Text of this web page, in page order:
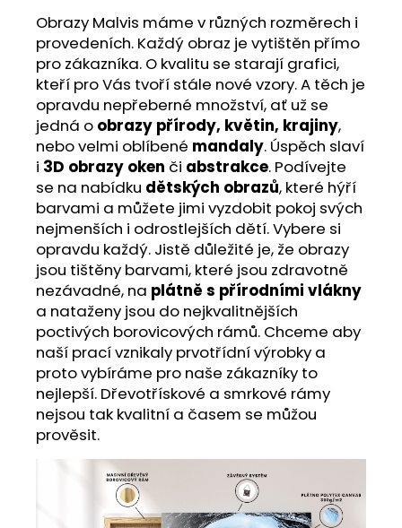
Obrazy Malvis máme v různých rozměrech i
provedeních. Každý obraz je vytištěn přímo
pro zákazníka. O kvalitu se starají grafici,
kteří pro Vás tvoří stále nové vzory. A těch je
opravdu nepřeberné množství, ať už se
jedná o obrazy přírody, květin, krajiny,
nebo velmi oblíbené mandaly. Úspěch slaví
i 3D obrazy oken či abstrakce. Podívejte
se na nabídku dětských obrazů, které hýří
barvami a můžete jimi vyzdobit pokoj svých
nejmenších i odrostlejších dětí. Vybere si
opravdu každý. Jistě důležité je, že obrazy
jsou tištěny barvami, které jsou zdravotně
nezávadné, na plátně s přírodními vlákny
a nataženy jsou do nejkvalitnějších
poctivých borovicových rámů. Chceme aby
naší prací vznikaly prvotřídní výrobky a
proto vybíráme pro naše zákazníky to
nejlepší. Dřevotřískové a smrkové rámy
nejsou tak kvalitní a časem se můžou
prověsit.